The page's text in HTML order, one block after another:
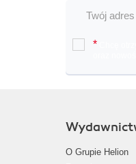
*
O Grupie Helion